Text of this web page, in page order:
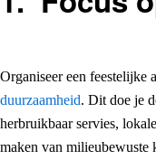
Organiseer een feestelijke
duurzaamheid. Dit doe je
herbruikbaar servies,
maken van milieubewuste